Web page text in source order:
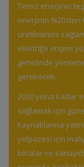
Temiz enerjinin
enerjinin
üretilmesini
elektriğe erişimi
genelinde
gerekecek.
2030 yılına kadar
sağlamak için
kaynaklarına
yelpazesi için
binalar ve